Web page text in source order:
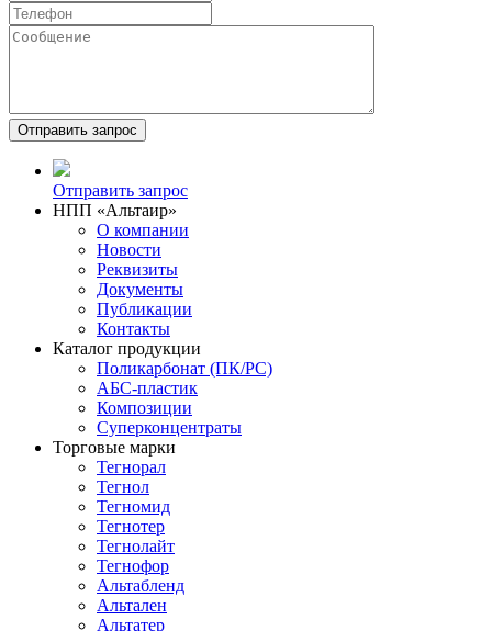
Отправить запрос
НПП «Альтаир»
О компании
Новости
Реквизиты
Документы
Публикации
Контакты
Каталог продукции
Поликарбонат (ПК/PC)
АБС-пластик
Композиции
Суперконцентраты
Торговые марки
Тегнорал
Тегнол
Тегномид
Тегнотер
Тегнолайт
Тегнофор
Альтабленд
Альтален
Альтатер